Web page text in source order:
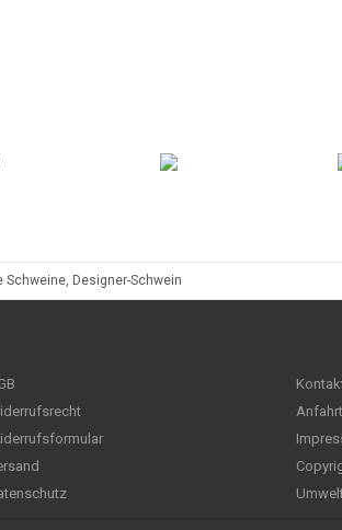
Schweine, Designer-Schwein
Anfahrt